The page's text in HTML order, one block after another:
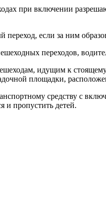
при включении
переход, если за ним
переходов,
идущим к
площадки,
средству с
и пропустить детей.